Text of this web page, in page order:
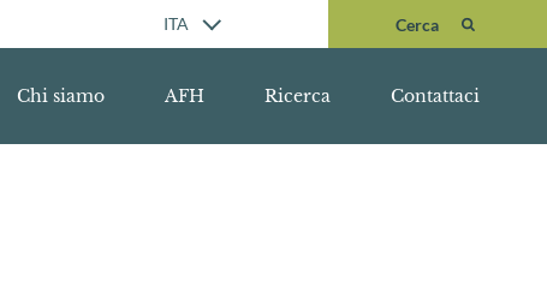
ITA Cerca
Cerca
Chi siamo AFH Ricerca Contattaci